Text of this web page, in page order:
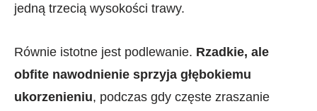
jedną trzecią wysokości trawy.
Równie istotne jest podlewanie. Rzadkie, ale
obfite nawodnienie sprzyja głębokiemu
ukorzenieniu, podczas gdy częste zraszanie